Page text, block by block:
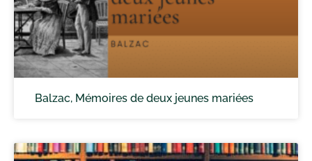
Balzac, Mémoires de deux jeunes mariées